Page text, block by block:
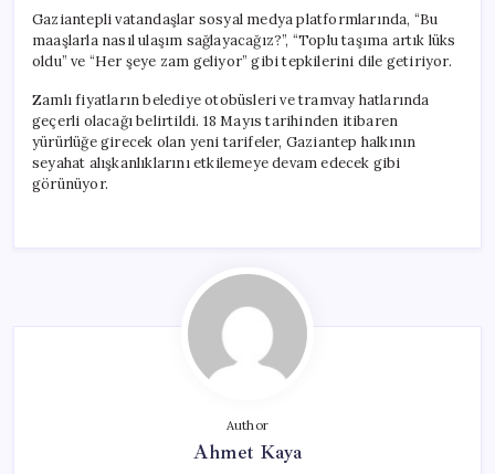
Gaziantepli vatandaşlar sosyal medya platformlarında, “Bu
maaşlarla nasıl ulaşım sağlayacağız?”, “Toplu taşıma artık lüks
oldu” ve “Her şeye zam geliyor” gibi tepkilerini dile getiriyor.
Zamlı fiyatların belediye otobüsleri ve tramvay hatlarında
geçerli olacağı belirtildi. 18 Mayıs tarihinden itibaren
yürürlüğe girecek olan yeni tarifeler, Gaziantep halkının
seyahat alışkanlıklarını etkilemeye devam edecek gibi
görünüyor.
Author
Ahmet Kaya